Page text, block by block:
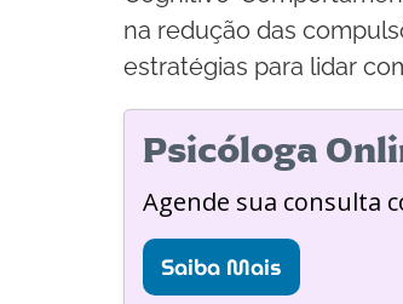
na redução das
estratégias para lidar
Psicóloga
Agende sua consulta
Saiba Mais